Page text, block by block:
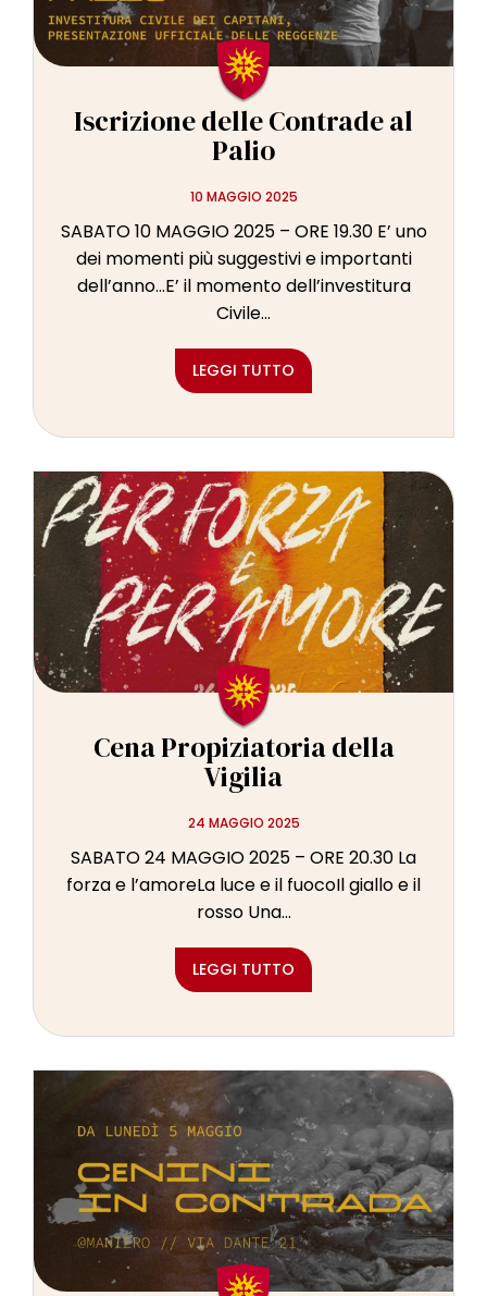
Iscrizione delle Contrade al
Palio
10 MAGGIO 2025
SABATO 10 MAGGIO 2025 – ORE 19.30 E’ uno
dei momenti più suggestivi e importanti
dell’anno…E’ il momento dell’investitura
Civile...
LEGGI TUTTO
Cena Propiziatoria della
Vigilia
24 MAGGIO 2025
SABATO 24 MAGGIO 2025 – ORE 20.30 La
forza e l’amoreLa luce e il fuocoIl giallo e il
rosso Una...
LEGGI TUTTO